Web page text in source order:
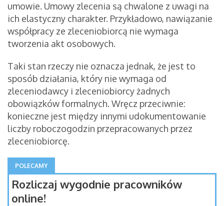
umowie. Umowy zlecenia są chwalone z uwagi na
ich elastyczny charakter. Przykładowo, nawiązanie
współpracy ze zleceniobiorcą nie wymaga
tworzenia akt osobowych.
Taki stan rzeczy nie oznacza jednak, że jest to
sposób działania, który nie wymaga od
zleceniodawcy i zleceniobiorcy żadnych
obowiązków formalnych. Wręcz przeciwnie:
konieczne jest między innymi udokumentowanie
liczby roboczogodzin przepracowanych przez
zleceniobiorcę.
POLECAMY
Rozliczaj wygodnie pracowników
online!